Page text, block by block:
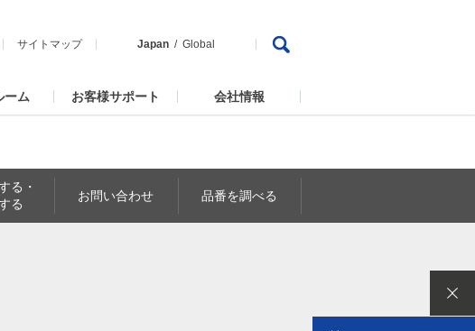
サイトマップ Japan Global
ーム お客様サポート 会社情報
る・
る
お問い合わせ 品番を調べる